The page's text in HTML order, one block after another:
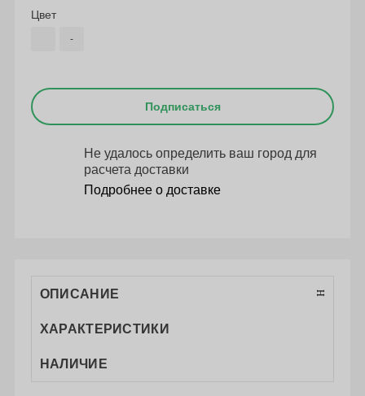
Цвет
-
Подписаться
Не удалось определить ваш город для
расчета доставки
Подробнее о доставке
ОПИСАНИЕ
ХАРАКТЕРИСТИКИ
НАЛИЧИЕ